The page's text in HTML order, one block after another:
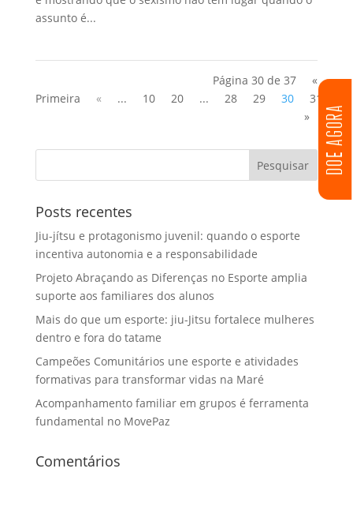
DOE AGORA
assunto é...
Página 30 de 37
«
Primeira
« ... 10 20 ... 28 29 30 31
»
Posts recentes
Jiu-jítsu e protagonismo juvenil: quando o esporte
incentiva autonomia e a responsabilidade
Projeto Abraçando as Diferenças no Esporte amplia
suporte aos familiares dos alunos
Mais do que um esporte: jiu-Jitsu fortalece mulheres
dentro e fora do tatame
Campeões Comunitários une esporte e atividades
formativas para transformar vidas na Maré
Acompanhamento familiar em grupos é ferramenta
fundamental no MovePaz
Comentários